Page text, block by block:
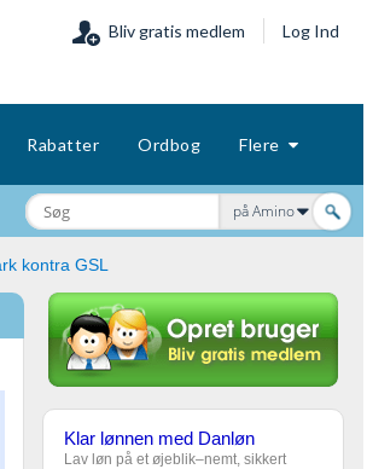
Bliv gratis medlem Log Ind
Rabatter Ordbog Flere
på Amino
kontra GSL
Klar lønnen med Danløn
Lav løn på et øjeblik–nemt, sikkert